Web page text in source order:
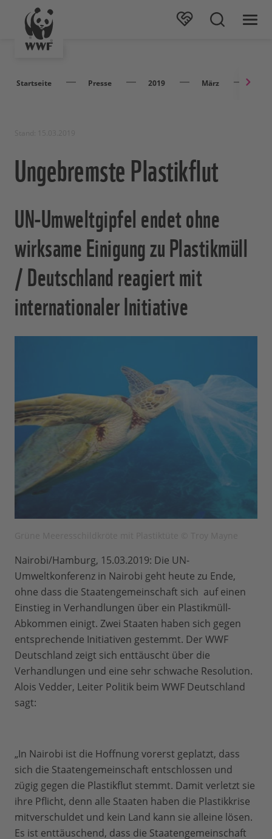
Startseite Presse 2019 März
Ungebremste Plastikflut
UN-Umweltgipfel endet ohne
wirksame Einigung zu Plastikmüll
/ Deutschland reagiert mit
internationaler Initiative
Nairobi/Hamburg, 15.03.2019: Die UN-
Umweltkonferenz in Nairobi geht heute zu Ende,
ohne dass die Staatengemeinschaft sich auf einen
Einstieg in Verhandlungen über ein Plastikmüll-
Abkommen einigt. Zwei Staaten haben sich gegen
entsprechende Initiativen gestemmt. Der WWF
Deutschland zeigt sich enttäuscht über die
Verhandlungen und eine sehr schwache Resolution.
Alois Vedder, Leiter Politik beim WWF Deutschland
sagt:
„In Nairobi ist die Hoffnung vorerst geplatzt, dass
sich die Staatengemeinschaft entschlossen und
zügig gegen die Plastikflut stemmt. Damit verletzt sie
ihre Pflicht, denn alle Staaten haben die Plastikkrise
mitverschuldet und kein Land kann sie alleine lösen.
Es ist enttäuschend, dass die Staatengemeinschaft